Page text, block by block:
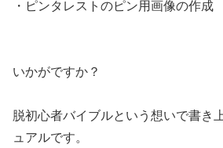
・ピンタレストのピン用画像の作成
いかがですか？
脱初心者バイブルという想いで書き
ュアルです。